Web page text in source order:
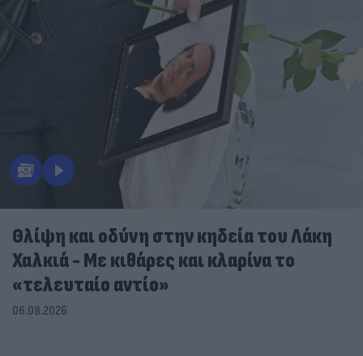
Θλίψη και οδύνη στην κηδεία του Λάκη
Χαλκιά - Με κιθάρες και κλαρίνα το
«τελευταίο αντίο»
06.08.2026